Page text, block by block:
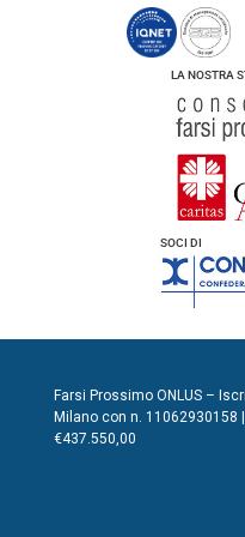
LA NOSTRA
SOCI DI
Farsi Prossimo ONLUS –
Milano con n. 11062930158
€437.550,00